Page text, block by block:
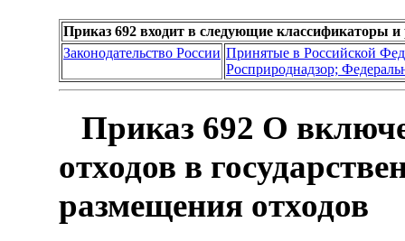
Приказ 692 входит в следующие классификаторы и
Законодательство России Принятые в Российской
Росприроднадзор;
Приказ 692 О
отходов в
размещения отходов